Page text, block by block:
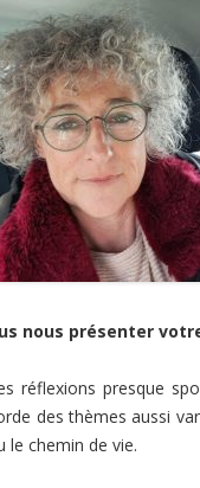
nous présenter
réflexions presque
des thèmes aussi
le chemin de vie.